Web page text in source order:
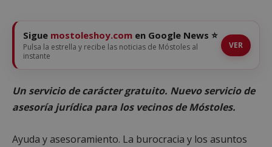
Sigue mostoleshoy.com en Google News ⭐
Pulsa la estrella y recibe las noticias de Móstoles al
instante
VER
Un servicio de carácter gratuito. Nuevo servicio de
asesoría jurídica para los vecinos de Móstoles.
Ayuda y asesoramiento. La burocracia y los asuntos